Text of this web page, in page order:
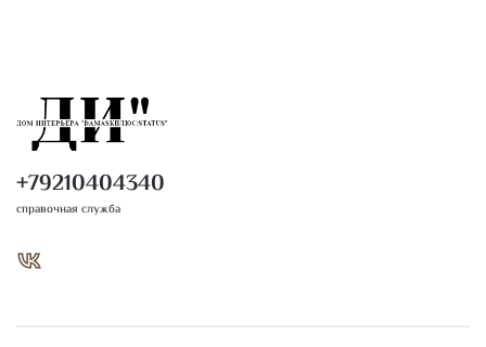
+79210404340
справочная служба